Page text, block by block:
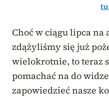
Choć w ciągu lipca na
zdążyliśmy się już
wielokrotnie, to teraz
pomachać na do
zapowiedzieć nasze